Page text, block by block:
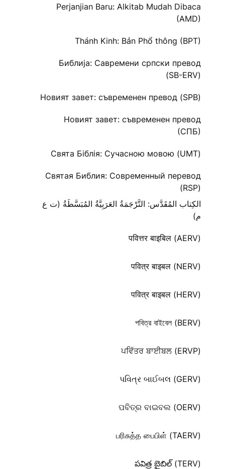
Perjanjian Baru: Alkitab Mudah Dibaca
(AMD)
Thánh Kinh: Bản Phổ thông (BPT)
Библија: Савремени српски превод
(SB-ERV)
Новият завет: съвременен превод (SPB)
Новият завет: съвременен превод
(СПБ)
Свята Біблія: Сучасною мовою (UMT)
Святая Библия: Современный перевод
(RSP)
الكِتاب المُقَدَّس: التَّرْجَمَةُ العَرَبِيَّةُ المُبَسَّطَةُ (ت ع
م)
पवित्तर बाइबिल (AERV)
पवित्र बाइबल (NERV)
पवित्र बाइबल (HERV)
পবিত্র বাইবেল (BERV)
ਪਵਿੱਤਰ ਬਾਈਬਲ (ERVP)
પવિત્ર બાઈબલ (GERV)
ପବିତ୍ର ବାଇବଲ (OERV)
பரிசுத்த பைபிள் (TAERV)
పవిత్ర బైబిల్ (TERV)